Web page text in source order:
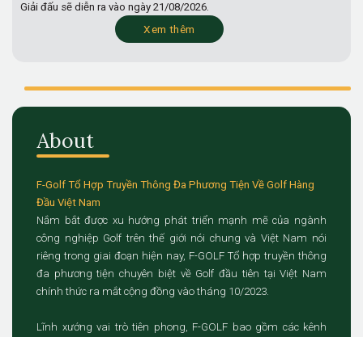
Giải đấu sẽ diễn ra vào ngày 21/08/2026.
Xem thêm
About
F-Golf Tổ Hợp Truyền Thông Đa Phương Tiện Về Golf Hàng
Đầu Việt Nam
Nắm bắt được xu hướng phát triển mạnh mẽ của ngành
công nghiệp Golf trên thế giới nói chung và Việt Nam nói
riêng trong giai đoạn hiện nay, F-GOLF Tổ hợp truyền thông
đa phương tiện chuyên biệt về Golf đầu tiên tại Việt Nam
chính thức ra mắt cộng đồng vào tháng 10/2023.
Lĩnh xướng vai trò tiên phong, F-GOLF bao gồm các kênh